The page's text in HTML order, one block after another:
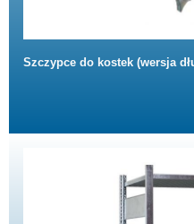
Szczypce do kostek (wersja